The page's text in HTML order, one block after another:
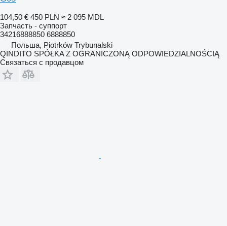
104,50 € 450 PLN ≈ 2 095 MDL
Запчасть - суппорт
34216888850 6888850
Польша, Piotrków Trybunalski
QINDITO SPÓŁKA Z OGRANICZONĄ ODPOWIEDZIALNOŚCIĄ
Связаться с продавцом